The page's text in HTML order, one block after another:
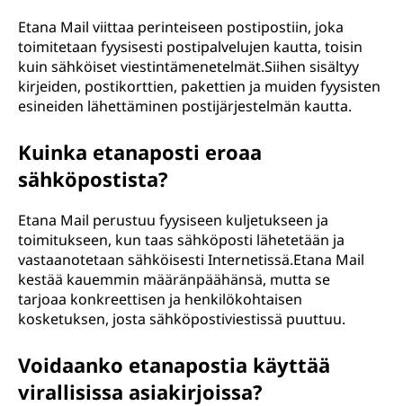
Etana Mail viittaa perinteiseen postipostiin, joka
toimitetaan fyysisesti postipalvelujen kautta, toisin
kuin sähköiset viestintämenetelmät.Siihen sisältyy
kirjeiden, postikorttien, pakettien ja muiden fyysisten
esineiden lähettäminen postijärjestelmän kautta.
Kuinka etanaposti eroaa
sähköpostista?
Etana Mail perustuu fyysiseen kuljetukseen ja
toimitukseen, kun taas sähköposti lähetetään ja
vastaanotetaan sähköisesti Internetissä.Etana Mail
kestää kauemmin määränpäähänsä, mutta se
tarjoaa konkreettisen ja henkilökohtaisen
kosketuksen, josta sähköpostiviestissä puuttuu.
Voidaanko etanapostia käyttää
virallisissa asiakirjoissa?